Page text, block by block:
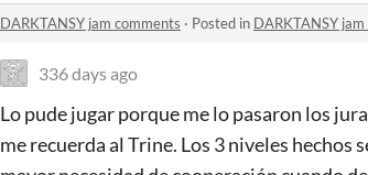
DARKTANSY jam comments · Posted in DARKTANSY
336 days ago
Lo pude jugar porque me lo pasaron los
me recuerda al Trine. Los 3 niveles